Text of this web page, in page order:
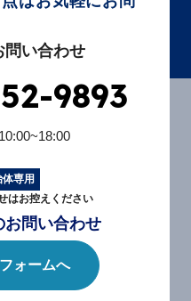
い合わせ
9893
専用
はお控えください
お問い合わせ
ォームへ